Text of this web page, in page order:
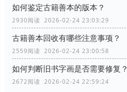
如何鉴定古籍善本的版本？
2930阅读 2026-02-24 23:03:29
古籍善本回收有哪些注意事项？
2559阅读 2026-02-24 23:00:58
如何判断旧书字画是否需要修复？
2672阅读 2026-02-24 22:59:24